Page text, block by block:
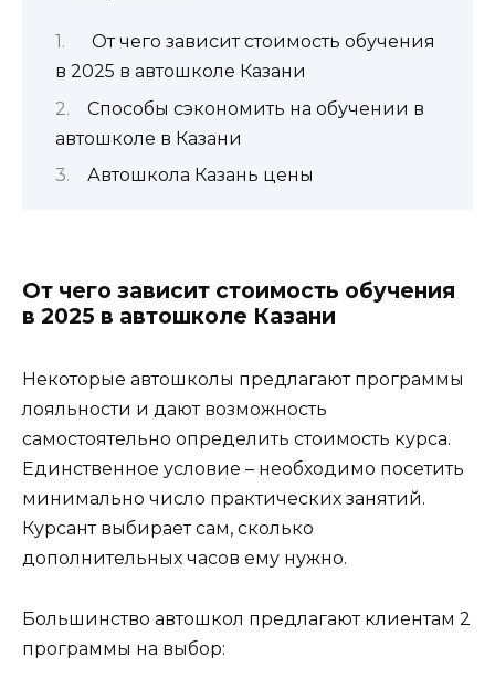
От чего зависит стоимость обучения
в 2025 в автошколе Казани
Способы сэкономить на обучении в
автошколе в Казани
Автошкола Казань цены
От чего зависит стоимость обучения
в 2025 в автошколе Казани
Некоторые автошколы предлагают программы
лояльности и дают возможность
самостоятельно определить стоимость курса.
Единственное условие – необходимо посетить
минимально число практических занятий.
Курсант выбирает сам, сколько
дополнительных часов ему нужно.
Большинство автошкол предлагают клиентам 2
программы на выбор: